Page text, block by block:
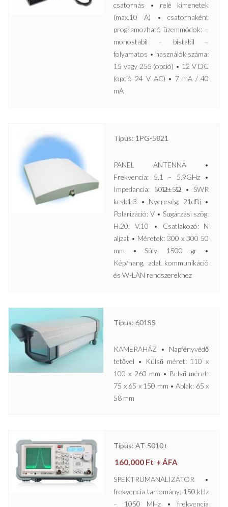
csatornás • relé kimenetek
(max.10 A) • csatornaként
programozható üzemmódok: –
monostabil – bistabil –
folyamatos • használók száma:
15 vagy 255 (opció) • 12 V DC
(opció 24 V AC) • 7 mA / 40
mA
Típus: 1PG-5821
PANEL ANTENNA •
Frekvencia: 5,1 – 5,9GHz •
Impedancia: 50Ώ±5Ώ • SWR
kcsb1,3 • Nyereség: 21dBi •
Polarizáció: V • Sugárzási szög:
H.20, V.10 • Csatlakozó: N
aljzat • Méretek: 300 x 300 50
mm • Súly: 1500 gr •
Kép/hang, adat kommunikáció
és W-LAN rendszerekhez
Típus: 601SS
KAMERAHÁZ • Napfényvédő
tetővel • Külső méret: 110 x
100 x 260 mm • Belső méret:
75 x 65 x 150 mm • Ablak: 65 x
58 mm
Típus: AT-5010+
160,000 Ft + ÁFA
SPEKTRUMANALIZÁTOR •
frekvencia tartomány: 150 kHz
– 1050 MHz • frekvencia